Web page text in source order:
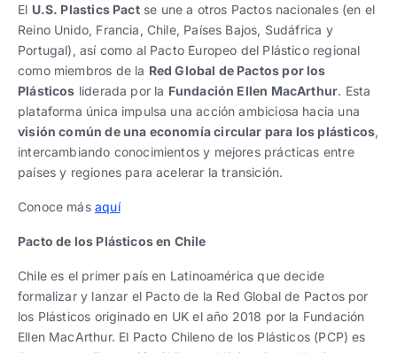
El U.S. Plastics Pactse une a otros Pactos nacionales (en el
Reino Unido, Francia, Chile, Países Bajos, Sudáfrica y
Portugal), así como al Pacto Europeo del Plástico regional
como miembros de la Red Global de Pactos por los
Plásticos liderada por la Fundación Ellen MacArthur. Esta
plataforma única impulsa una acción ambiciosa hacia una
visión común de una economía circular para los plásticos,
intercambiando conocimientos y mejores prácticas entre
países y regiones para acelerar la transición.
Conoce más aquí
Pacto de los Plásticos en Chile
Chile es el primer país en Latinoamérica que decide
formalizar y lanzar el Pacto de la Red Global de Pactos por
los Plásticos originado en UK el año 2018 por la Fundación
Ellen MacArthur. El Pacto Chileno de los Plásticos (PCP) es